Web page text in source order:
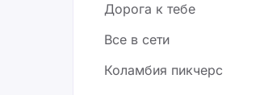
Дорога к тебе
Все в сети
Коламбия пикчерс